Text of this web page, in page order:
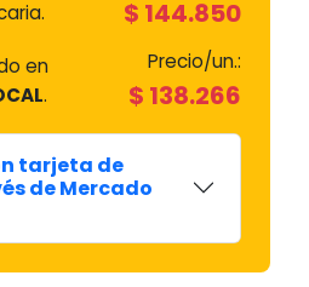
$ 144.850
en
.
Precio/un.:
$ 138.266
tarjeta de
de Mercado